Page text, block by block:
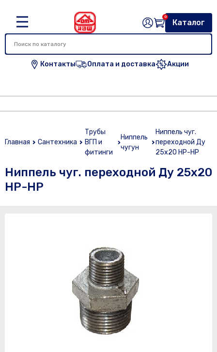
Контакты Оплата и доставка Акции
Каталог
0
Главная Сантехника
Трубы
ВГП и
фитинги
Ниппель
чугун
Ниппель чуг.
переходной Ду
25х20 НР-НР
Ниппель чуг. переходной Ду 25х20
НР-НР